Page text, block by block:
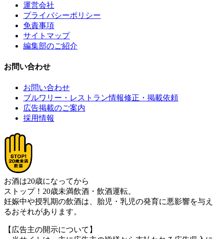
運営会社
プライバシーポリシー
免責事項
サイトマップ
編集部のご紹介
お問い合わせ
お問い合わせ
ブルワリー・レストラン情報修正・掲載依頼
広告掲載のご案内
採用情報
お酒は20歳になってから
ストップ！20歳未満飲酒・飲酒運転。
妊娠中や授乳期の飲酒は、胎児・乳児の発育に悪影響を与え
るおそれがあります。
【広告主の開示について】